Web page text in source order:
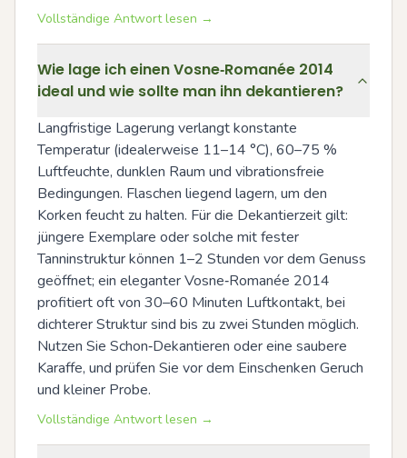
Vollständige Antwort lesen →
Wie lage ich einen Vosne‑Romanée 2014
ideal und wie sollte man ihn dekantieren?
Langfristige Lagerung verlangt konstante
Temperatur (idealerweise 11–14 °C), 60–75 %
Luftfeuchte, dunklen Raum und vibrationsfreie
Bedingungen. Flaschen liegend lagern, um den
Korken feucht zu halten. Für die Dekantierzeit gilt:
jüngere Exemplare oder solche mit fester
Tanninstruktur können 1–2 Stunden vor dem Genuss
geöffnet; ein eleganter Vosne‑Romanée 2014
profitiert oft von 30–60 Minuten Luftkontakt, bei
dichterer Struktur sind bis zu zwei Stunden möglich.
Nutzen Sie Schon‑Dekantieren oder eine saubere
Karaffe, und prüfen Sie vor dem Einschenken Geruch
und kleiner Probe.
Vollständige Antwort lesen →